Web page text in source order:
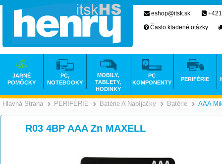
Hlavná Strana PERIFÉRIE Batérie A Nabíjačky Batérie AAA
R03 4BP AAA Zn MAXELL
eshop@itsk.sk
Často kladené otázky
JARNÉ
POMÔCKY
PC,
NOTEBOOKY
MOBILY,
TABLETY,
HODINKY
PC
KOMPONENTY
PERIFÉRIE